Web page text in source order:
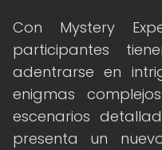
Con Mystery
participantes
adentrarse en
enigmas
escenarios
presenta un